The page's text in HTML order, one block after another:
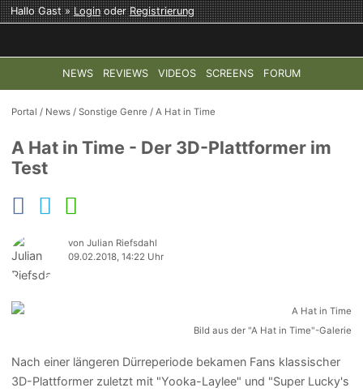
Hallo Gast »LoginoderRegistrierung
NEWS REVIEWS VIDEOS SCREENS FORUM
TOP-THEMEN: COD: MODERN WARFARE 4 HALO:
Portal / News /Sonstige Genre /A Hat in Time
A Hat in Time - Der 3D-Plattformer im
Test
von Julian Riefsdahl
09.02.2018, 14:22 Uhr
Bild aus der "A Hat in Time"-Galerie
Nach einer längeren Dürreperiode bekamen Fans klassischer
3D-Plattformer zuletzt mit "Yooka-Laylee" und "Super Lucky's